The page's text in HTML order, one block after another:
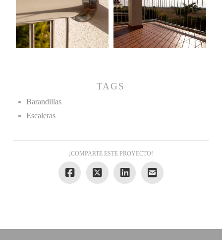
TAGS
Barandillas
Escaleras
¡COMPARTE ESTE PROYECTO!